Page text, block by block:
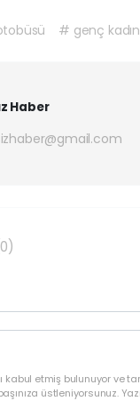
# genç
Haber
kabul etmiş bulunuyor ve
üstleniyorsunuz.